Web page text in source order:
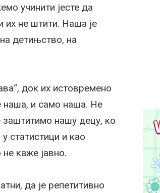
учинити јесте да
их не штити. Наша је
детињство, на
док их истовремено
наша, и само наша. Не
нашу децу, ко
статистици и као
каже јавно.
да је репетитивно